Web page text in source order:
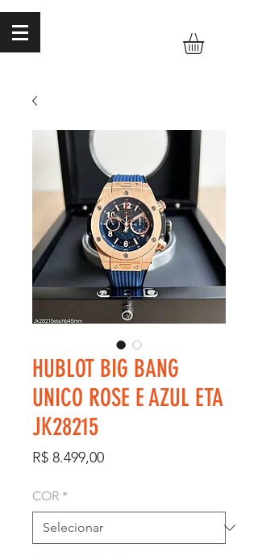
HUBLOT BIG BANG
UNICO ROSE E AZUL ETA
JK28215
R$ 8.499,00Preço
COR *